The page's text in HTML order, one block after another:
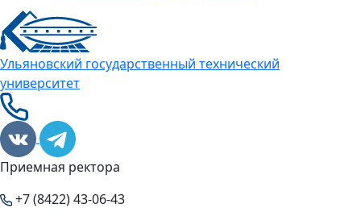
Ульяновский государственный технический
университет
Приемная ректора
+7 (8422) 43-06-43